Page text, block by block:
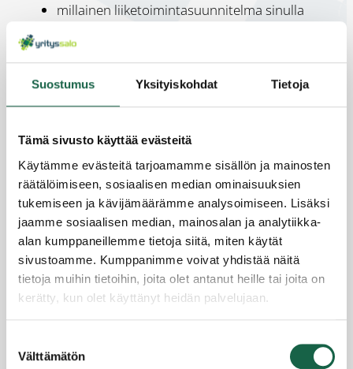
Suostumus Yksityiskohdat Tietoja
Tämä sivusto käyttää evästeitä
Käytämme evästeitä tarjoamamme sisällön ja mainosten
räätälöimiseen, sosiaalisen median ominaisuuksien
tukemiseen ja kävijämäärämme analysoimiseen. Lisäksi
jaamme sosiaalisen median, mainosalan ja analytiikka-
alan kumppaneillemme tietoja siitä, miten käytät
sivustoamme. Kumppanimme voivat yhdistää näitä
tietoja muihin tietoihin, joita olet antanut heille tai joita on
kerätty, kun olet käyttänyt heidän palvelujaan.
Evästeet >
valinta
Välttämätön
millainen liiketoimintasuunnitelma sinulla
mistä voit saada rahoitusta yrityksellesi
miten yrityksen rekisteröinti tapahtuu
Opas on toteutettu yhteistyössä
Uusyrityskeskuksen kanssa
Tutust
u
sähköi
materi
aaleihi
n
På svenska / in english